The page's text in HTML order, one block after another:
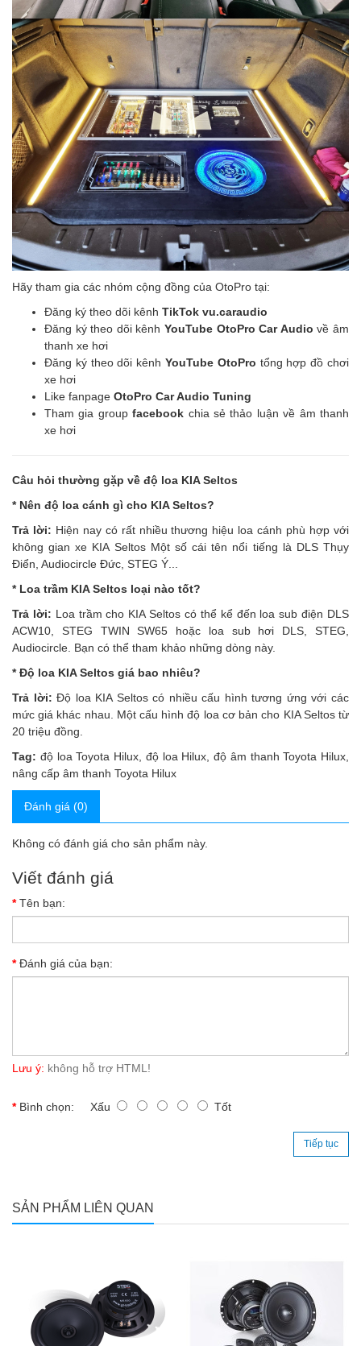
Hãy tham gia các nhóm cộng đồng của OtoPro tại:
Đăng ký theo dõi kênh TikTok vu.caraudio
Đăng ký theo dõi kênh YouTube OtoPro Car Audio về âm
thanh xe hơi
Đăng ký theo dõi kênh YouTube OtoPro tổng hợp đồ chơi
xe hơi
Like fanpage OtoPro Car Audio Tuning
Tham gia groupfacebook chia sẻ thảo luận về âm thanh
xe hơi
Câu hỏi thường gặp về độ loa KIA Seltos
* Nên độ loa cánh gì cho KIA Seltos?
Trả lời: Hiện nay có rất nhiều thương hiệu loa cánh phù hợp với
không gian xe KIA Seltos Một số cái tên nổi tiếng là DLS Thụy
Điển, Audiocircle Đức, STEG Ý...
* Loa trầm KIA Seltos loại nào tốt?
Trả lời: Loa trầm cho KIA Seltos có thể kể đến loa sub điện DLS
ACW10, STEG TWIN SW65 hoặc loa sub hơi DLS, STEG,
Audiocircle. Bạn có thể tham khảo những dòng này.
* Độ loa KIA Seltos giá bao nhiêu?
Trả lời:Độ loa KIA Seltos có nhiều cấu hình tương ứng với các
mức giá khác nhau. Một cấu hình độ loa cơ bản cho KIA Seltos từ
20 triệu đồng.
Tag: độ loa Toyota Hilux, độ loa Hilux, độ âm thanh Toyota Hilux,
nâng cấp âm thanh Toyota Hilux
Đánh giá (0)
Không có đánh giá cho sản phẩm này.
Viết đánh giá
Tên bạn:
Đánh giá của bạn:
Lưu ý: không hỗ trợ HTML!
Bình chọn: Xấu Tốt
Tiếp tục
SẢN PHẨM LIÊN QUAN